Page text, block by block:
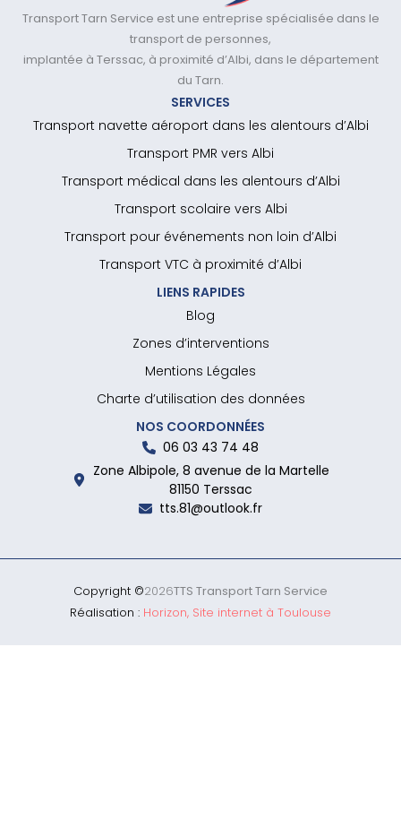
Transport Tarn Service est une entreprise spécialisée dans le
transport de personnes,
implantée à Terssac, à proximité d’Albi, dans le département
du Tarn.
SERVICES
Transport navette aéroport dans les alentours d’Albi
Transport PMR vers Albi
Transport médical dans les alentours d’Albi
Transport scolaire vers Albi
Transport pour événements non loin d’Albi
Transport VTC à proximité d’Albi
LIENS RAPIDES
Blog
Zones d’interventions
Mentions Légales
Charte d’utilisation des données
NOS COORDONNÉES
06 03 43 74 48
Zone Albipole, 8 avenue de la Martelle
81150 Terssac
tts.81@outlook.fr
Copyright ©2026TTS Transport Tarn Service
Réalisation : Horizon, Site internet à Toulouse